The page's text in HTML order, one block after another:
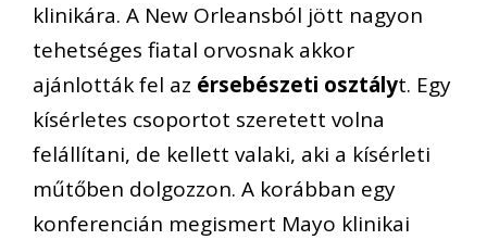
klinikára. A New Orleansból jött nagyon
tehetséges fiatal orvosnak akkor
ajánlották fel az érsebészeti osztályt. Egy
kísérletes csoportot szeretett volna
felállítani, de kellett valaki, aki a kísérleti
műtőben dolgozzon. A korábban egy
konferencián megismert Mayo klinikai